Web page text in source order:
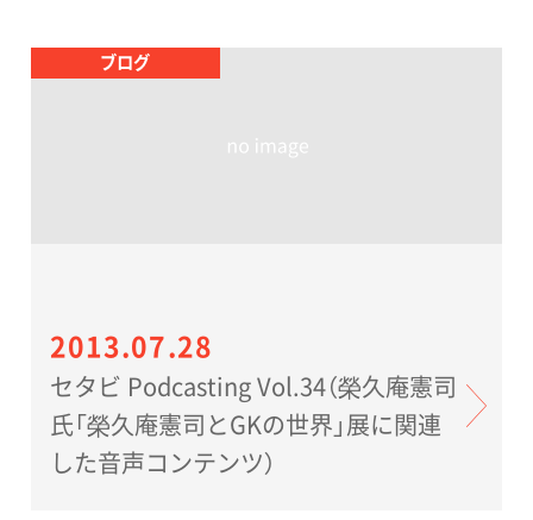
ブログ
2013.07.28
セタビ Podcasting Vol.34（榮久庵憲司
氏「榮久庵憲司とGKの世界」展に関連
した音声コンテンツ）